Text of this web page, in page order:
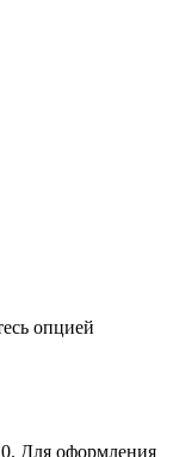
опцией
0. Для оформления